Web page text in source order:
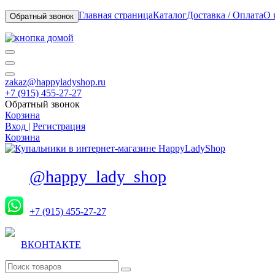
Обратный звонок Главная страницаКаталогДоставка / ОплатаО
zakaz@happyladyshop.ru
+7 (915) 455-27-27
Обратный звонок
Корзина
Вход | Регистрация
Корзина
@happy_lady_shop
+7 (915) 455-27-27
ВКОНТАКТЕ